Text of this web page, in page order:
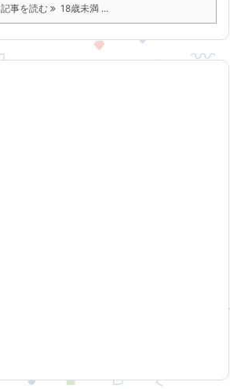
記事を読む 18歳未満 ...